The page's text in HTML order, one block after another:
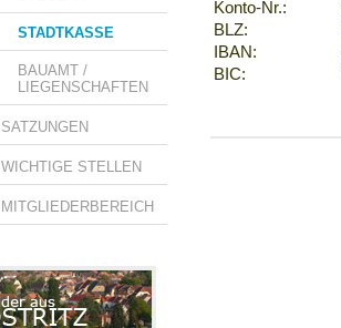
STADTKASSE
BAUAMT /
LIEGENSCHAFTEN
SATZUNGEN
WICHTIGE STELLEN
MITGLIEDERBEREICH
Konto-Nr.:
BLZ:
IBAN:
BIC: